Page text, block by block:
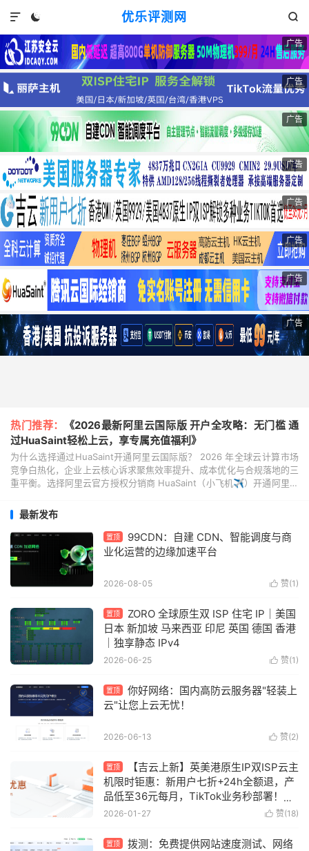
优乐评测网
 

广告
广告
广告
广告
广告
广告
广告
广告
热门推荐：
《2026最新阿里云国际版 开户全攻略：无门槛 通
过HuaSaint轻松上云，享专属充值福利》
为什么选择通过HuaSaint开通阿里云国际版？ 2026 年全球云计算市场
竞争白热化，企业上云核心诉求聚焦效率提升、成本优化与合规落地的三
重平衡。选择阿里云官方授权分销商 HuaSaint（小飞机✈️）开通阿里云
最新发布
置顶
99CDN：自建 CDN、智能调度与商
业化运营的边缘加速平台
 赞(1 )
2026-08-05
置顶
ZORO 全球原生双 ISP 住宅 IP｜美国
日本 新加坡 马来西亚 印尼 英国 德国 香港
｜独享静态 IPv4
 赞(1 )
2026-06-25
置顶
你好网络：国内高防云服务器"轻装上
云"让您上云无忧！
 赞(2)
2026-06-13
置顶
【吉云上新】英美港原生IP双ISP云主
机限时钜惠：新用户七折+24h全额退，产
品低至36元每月，TikTok业务秒部署！含
测评
 赞(18)
2026-01-27
置顶
拨测：免费提供网站速度测试、网络